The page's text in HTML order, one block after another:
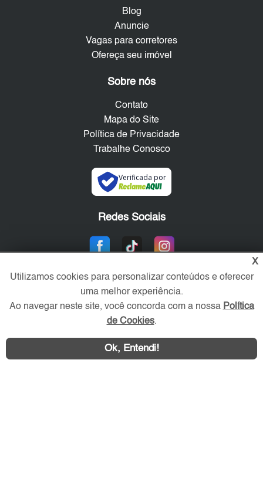
Blog
Anuncie
Vagas para corretores
Ofereça seu imóvel
Sobre nós
Contato
Mapa do Site
Política de Privacidade
Trabalhe Conosco
Verificada por
Redes Sociais
Área exclusiva aos anunciantes,
acesse sua conta:
X
Utilizamos cookies para personalizar conteúdos e oferecer
uma melhor experiência.
Ao navegar neste site, você concorda com a nossa Política
de Cookies.
Ok, Entendi!